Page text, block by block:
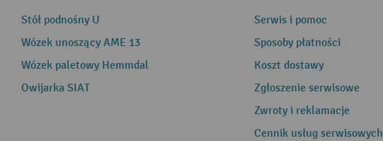
Stół podnośny U
Wózek unoszący AME 13
Wózek paletowy Hemmdal
Owijarka SIAT
Serwis i pomoc
Sposoby płatności
Koszt dostawy
Zgłoszenie serwisowe
Zwroty i reklamacje
Cennik usług serwisowych